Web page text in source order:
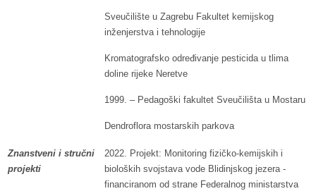
Sveučilište u Zagrebu Fakultet kemijskog
inženjerstva i tehnologije
Kromatografsko određivanje pesticida u tlima
doline rijeke Neretve
1999. – Pedagoški fakultet Sveučilišta u Mostaru
Dendroflora mostarskih parkova
Znanstveni i stručni
projekti
2022. Projekt: Monitoring fizičko-kemijskih i
bioloških svojstava vode Blidinjskog jezera -
financiranom od strane Federalnog ministarstva